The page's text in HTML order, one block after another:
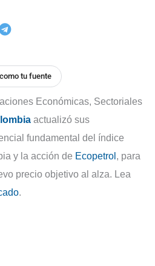
tu fuente
Económicas, Sectoriales
actualizó sus
fundamental del índice
y la acción de Ecopetrol , para
precio objetivo al alza. Lea
.